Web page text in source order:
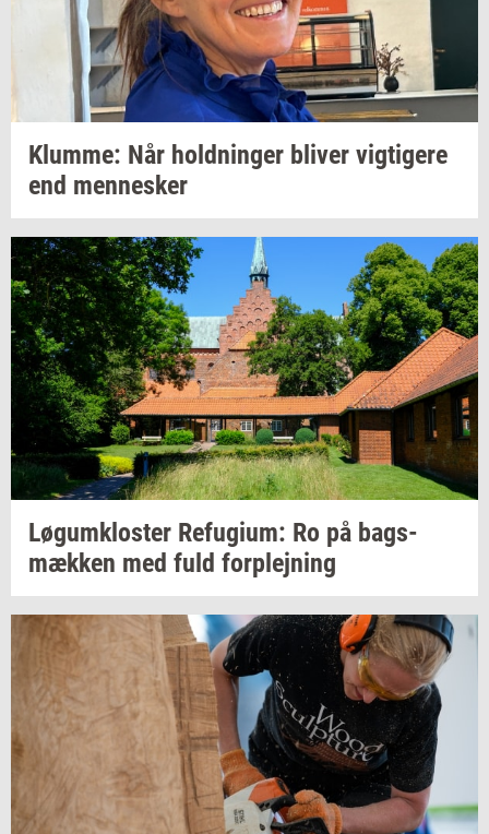
Klum­me: Når hold­nin­ger bli­ver vig­ti­ge­re
end men­ne­sker
Løgum­klo­ster Re­fu­gi­um: Ro på bags­
mæk­ken med fuld for­plej­ning